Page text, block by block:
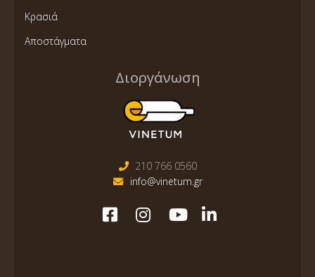
Κρασιά
Αποστάγματα
Διοργάνωση
210 766 0560
info@vinetum.gr